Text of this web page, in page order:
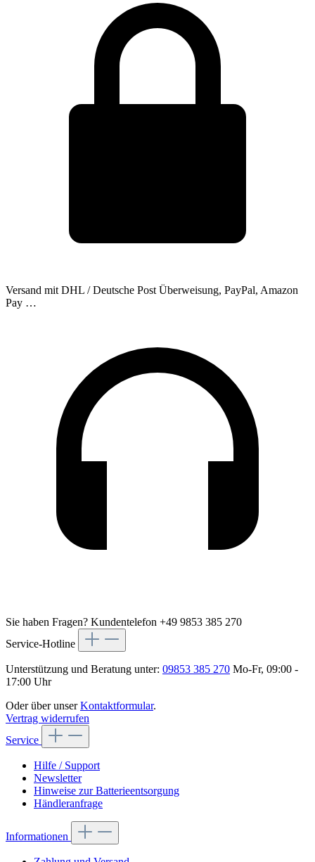
Versand mit DHL / Deutsche Post Überweisung, PayPal, Amazon
Pay …
Sie haben Fragen? Kundentelefon +49 9853 385 270
Service-Hotline
Unterstützung und Beratung unter: 09853 385 270 Mo-Fr, 09:00 -
17:00 Uhr
Oder über unserKontaktformular.
Vertrag widerrufen
Service
Hilfe / Support
Newsletter
Hinweise zur Batterieentsorgung
Händleranfrage
Informationen